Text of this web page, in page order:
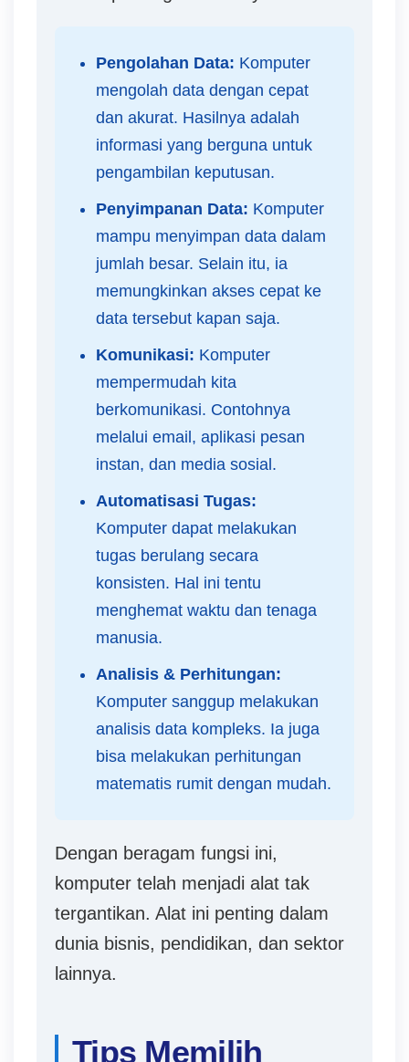
Pengolahan Data: Komputer
mengolah data dengan cepat
dan akurat. Hasilnya adalah
informasi yang berguna untuk
pengambilan keputusan.
Penyimpanan Data: Komputer
mampu menyimpan data dalam
jumlah besar. Selain itu, ia
memungkinkan akses cepat ke
data tersebut kapan saja.
Komunikasi: Komputer
mempermudah kita
berkomunikasi. Contohnya
melalui email, aplikasi pesan
instan, dan media sosial.
Automatisasi Tugas:
Komputer dapat melakukan
tugas berulang secara
konsisten. Hal ini tentu
menghemat waktu dan tenaga
manusia.
Analisis & Perhitungan:
Komputer sanggup melakukan
analisis data kompleks. Ia juga
bisa melakukan perhitungan
matematis rumit dengan mudah.
Dengan beragam fungsi ini,
komputer telah menjadi alat tak
tergantikan. Alat ini penting dalam
dunia bisnis, pendidikan, dan sektor
lainnya.
Tips Memilih